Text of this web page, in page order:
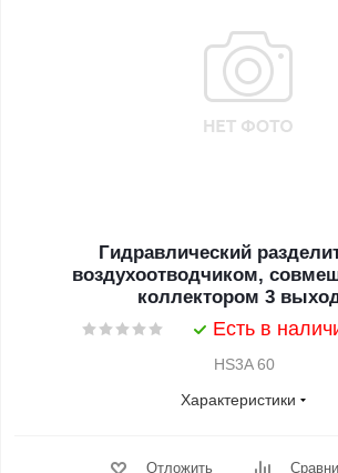
Гидравлический
воздухоотводчиком,
коллектором 3
Есть в
HS3A 60
Характеристики
Отложить